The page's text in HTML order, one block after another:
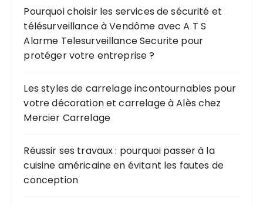
Pourquoi choisir les services de sécurité et
télésurveillance à Vendôme avec A T S
Alarme Telesurveillance Securite pour
protéger votre entreprise ?
Les styles de carrelage incontournables pour
votre décoration et carrelage à Alès chez
Mercier Carrelage
Réussir ses travaux : pourquoi passer à la
cuisine américaine en évitant les fautes de
conception